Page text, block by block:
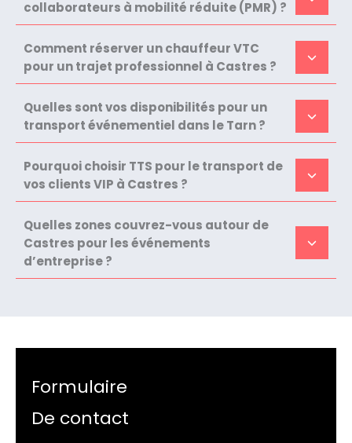
collaborateurs à mobilité réduite (PMR) ?
Comment réserver un chauffeur VTC
pour un trajet professionnel à Castres ?
Quelles sont vos disponibilités pour un
transport événementiel dans le Tarn ?
Pourquoi choisir TTS pour le transport de
vos clients VIP à Castres ?
Quelles zones couvrez-vous autour de
Castres pour les événements
d’entreprise ?
Formulaire
De contact